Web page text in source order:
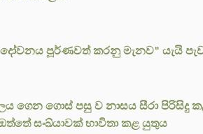
පූර්ණවත් කරනු මැනව" යැයි
ගෙන ගොස් පසු ව නාසය සීරා පිරිසිදු
සංඛ්යාවක් භාවිතා කළ යුතුය